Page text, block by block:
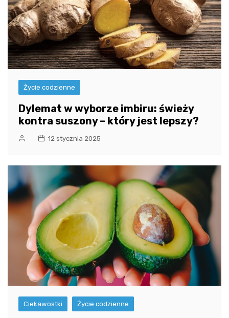
Życie codzienne
Dylemat w wyborze imbiru: świeży
kontra suszony – który jest lepszy?
12 stycznia 2025
Ciekawostki Życie codzienne